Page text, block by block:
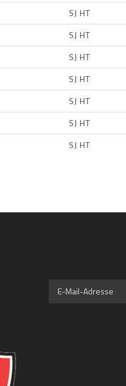
SJ HT
SJ HT
SJ HT
SJ HT
SJ HT
SJ HT
SJ HT